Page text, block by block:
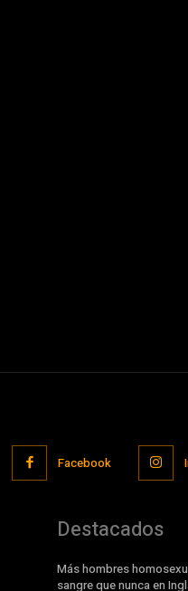
Facebook
Destacados
Más hombres
sangre que nunca en